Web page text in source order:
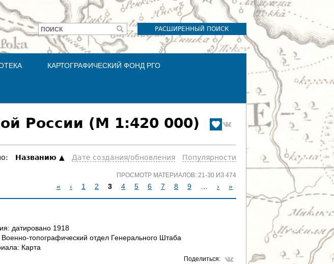
РАСШИРЕННЫЙ ПОИСК
Форма
поиска
ПОИСК
КАРТОГРАФИЧЕСКИЙ ФОНД РГО
России (М 1:420 000)
Hазванию Дате создания/обновления Популярности
ПРОСМОТР МАТЕРИАЛОВ: 21-30 ИЗ 474
С
Р
« ‹ 1 2 3 4 5 6 7 8 9 › »
датировано 1918
Военно-топографический отдел Генерального Штаба
Карта
Поделиться: